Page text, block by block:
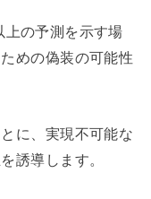
上の予測を示す場
めの偽装の可能性
に、実現不可能な
誘導します。